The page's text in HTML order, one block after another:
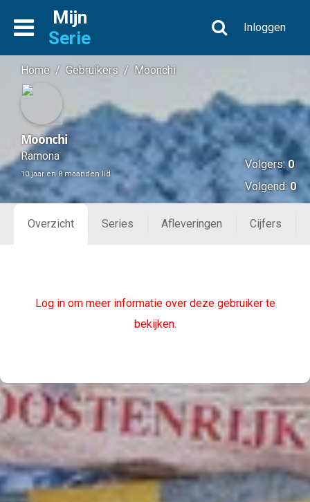
Mijn
Serie
Inloggen
Home /Gebruikers / Moonchi
Moonchi
Ramona
10 jaar en 8 maanden lid
Volgers:0
Volgend: 0
Overzicht Series Afleveringen Cijfers
Log in om meer informatie over deze gebruiker te
bekijken.